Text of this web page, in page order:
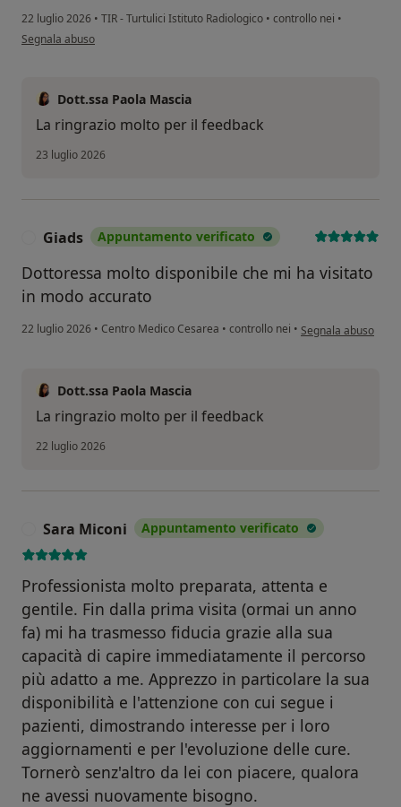
22 luglio 2026 • TIR - Turtulici Istituto Radiologico • controllo nei •
secondo l'opinione dell'utente Valentina
Segnala abuso
Dott.ssa Paola Mascia
La ringrazio molto per il feedback
23 luglio 2026
Giads Appuntamento verificato
Dottoressa molto disponibile che mi ha visitato
in modo accurato
22 luglio 2026 • Centro Medico Cesarea • controllo nei • secondo l'opinione
Segnala abuso
Dott.ssa Paola Mascia
La ringrazio molto per il feedback
22 luglio 2026
Sara Miconi Appuntamento verificato
Professionista molto preparata, attenta e
gentile. Fin dalla prima visita (ormai un anno
fa) mi ha trasmesso fiducia grazie alla sua
capacità di capire immediatamente il percorso
più adatto a me. Apprezzo in particolare la sua
disponibilità e l'attenzione con cui segue i
pazienti, dimostrando interesse per i loro
aggiornamenti e per l'evoluzione delle cure.
Tornerò senz'altro da lei con piacere, qualora
ne avessi nuovamente bisogno.